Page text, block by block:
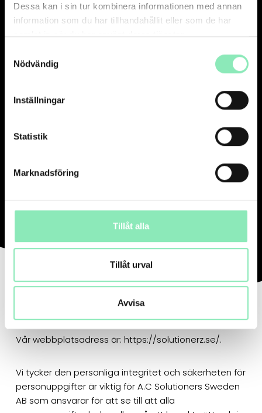
Dessa kan i sin tur kombinera informationen med annan
information som du har tillhandahållit eller som de har
samlat in när du har använt deras tjänster.
Nödvändig
Inställningar
Statistik
Marknadsföring
Tillåt alla
Tillåt urval
Avvisa
Vilka vi är
Vår webbplatsadress är: https://solutionerz.se/.
Vi tycker den personliga integritet och säkerheten för
personuppgifter är viktig för A.C Solutioners Sweden
AB som ansvarar för att se till att alla